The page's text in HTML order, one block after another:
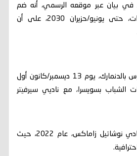
في بيان عبر موقعه الرسمي، أنه ضم
أتيكامي لخمس سنوات، حتى يونيو/حزيران 2030، على أن
ووُلد اللاعب في فانلوس بالدنمارك، يوم 13 ديسمبر/كانون أول
الشباب بسويسرا، مع ناديي سيرفيتر
وانضم بعد ذلك إلى نادي نوشاتيل زاماكس، عام 2022، حيث